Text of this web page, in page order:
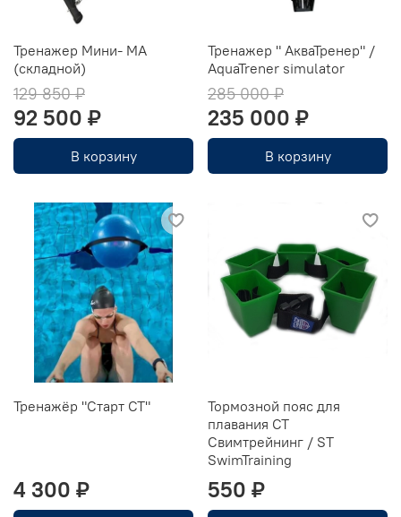
Тренажер Мини- МА
(складной)
129 850 ₽
92 500 ₽
В корзину
Тренажер " АкваТренер" /
AquaTrener simulator
285 000 ₽
235 000 ₽
В корзину
Тренажёр "Старт СТ"
4 300 ₽
Тормозной пояс для
плавания CT
Свимтрейнинг / ST
SwimTraining
550 ₽